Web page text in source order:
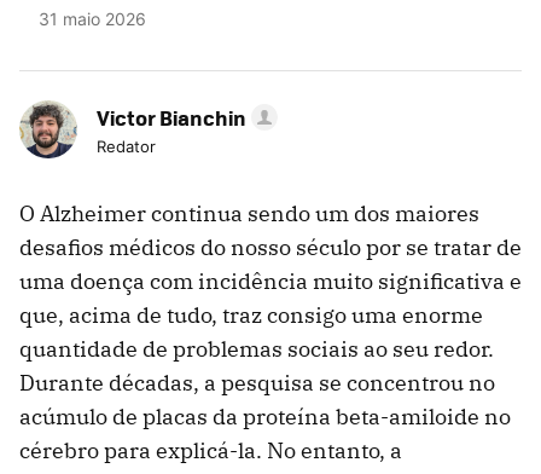
31 maio 2026
Victor Bianchin
Redator
O Alzheimer continua sendo um dos maiores
desafios médicos do nosso século por se tratar de
uma doença com incidência muito significativa e
que, acima de tudo, traz consigo uma enorme
quantidade de problemas sociais ao seu redor.
Durante décadas, a pesquisa se concentrou no
acúmulo de placas da proteína beta-amiloide no
cérebro para explicá-la. No entanto, a